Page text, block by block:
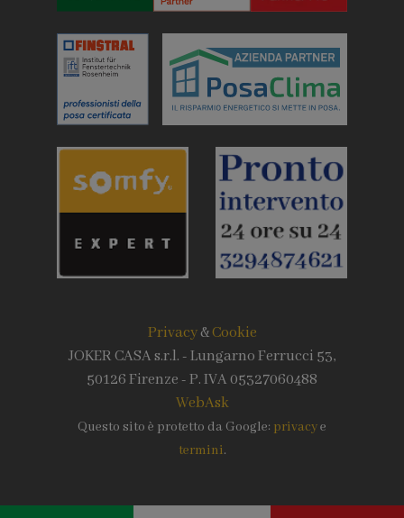
Privacy&Cookie
JOKER CASA s.r.l. - Lungarno Ferrucci 53,
50126 Firenze - P. IVA 05327060488
WebAsk
Questo sito è protetto da Google: privacye
termini.